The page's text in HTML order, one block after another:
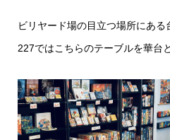
ビリヤード場の目立つ場所にある
227ではこちらのテーブルを華台